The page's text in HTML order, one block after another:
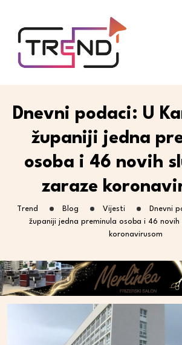
Dnevni podaci: U
županiji jedna
osoba i 46 novih
zaraze
Trend Blog Vijesti
Dnevni
županiji jedna preminula osoba i 46 novih
koronavirusom